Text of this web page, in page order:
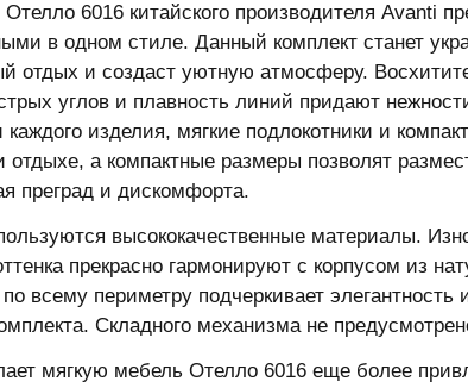
6016 китайского производителя Avanti
в одном стиле. Данный комплект станет
отдых и создаст уютную атмосферу.
углов и плавность линий придают
изделия, мягкие подлокотники и
отдыхе, а компактные размеры позволят
преград и дискомфорта.
высококачественные материалы.
прекрасно гармонируют с корпусом из
всему периметру подчеркивает
Складного механизма не
мягкую мебель Отелло 6016 еще более